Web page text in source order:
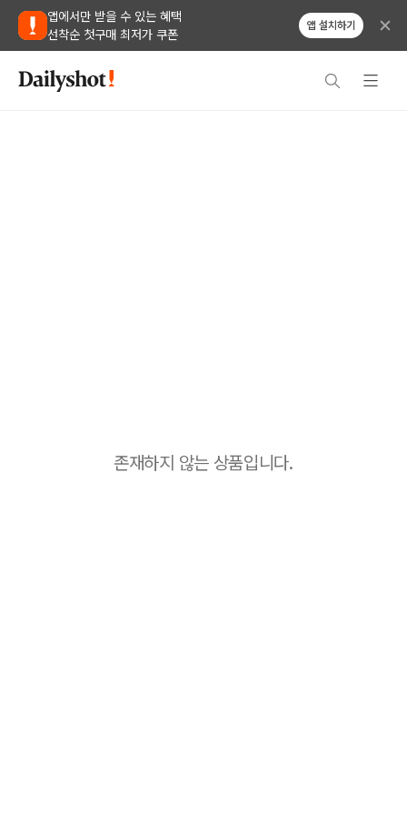
앱에서만 받을 수 있는 혜택
선착순 첫구매 최저가 쿠폰
앱 설치하기
존재하지 않는 상품입니다.